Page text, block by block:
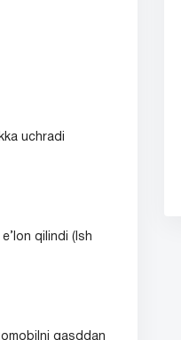
uchradi
qilindi (Ish
qasddan